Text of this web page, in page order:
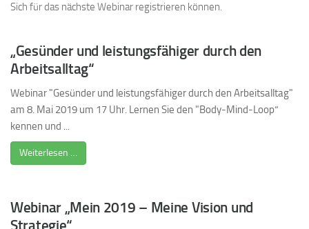
Sich für das nächste Webinar registrieren können.
„Gesünder und leistungsfähiger durch den
Arbeitsalltag“
Webinar "Gesünder und leistungsfähiger durch den Arbeitsalltag"
am 8. Mai 2019 um 17 Uhr. Lernen Sie den "Body-Mind-Loop“
kennen und ...
Weiterlesen …
Webinar „Mein 2019 – Meine Vision und
Strategie“